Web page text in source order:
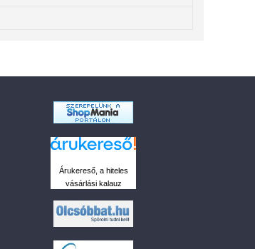
Árukereső, a hiteles
vásárlási kalauz